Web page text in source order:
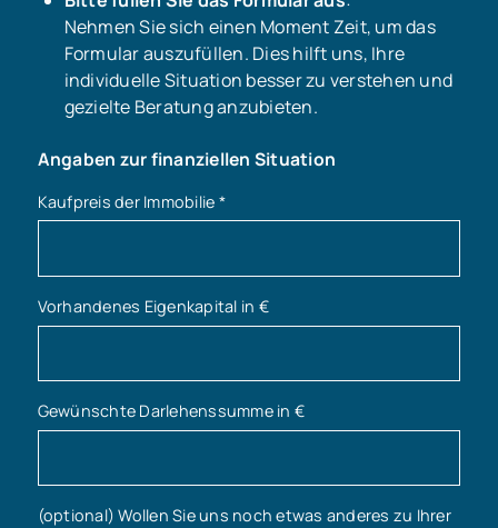
Nehmen Sie sich einen Moment Zeit, um das
Formular auszufüllen. Dies hilft uns, Ihre
individuelle Situation besser zu verstehen und
gezielte Beratung anzubieten.
Angaben zur finanziellen Situation
Kaufpreis der Immobilie *
Vorhandenes Eigenkapital in €
Gewünschte Darlehenssumme in €
(optional) Wollen Sie uns noch etwas anderes zu Ihrer